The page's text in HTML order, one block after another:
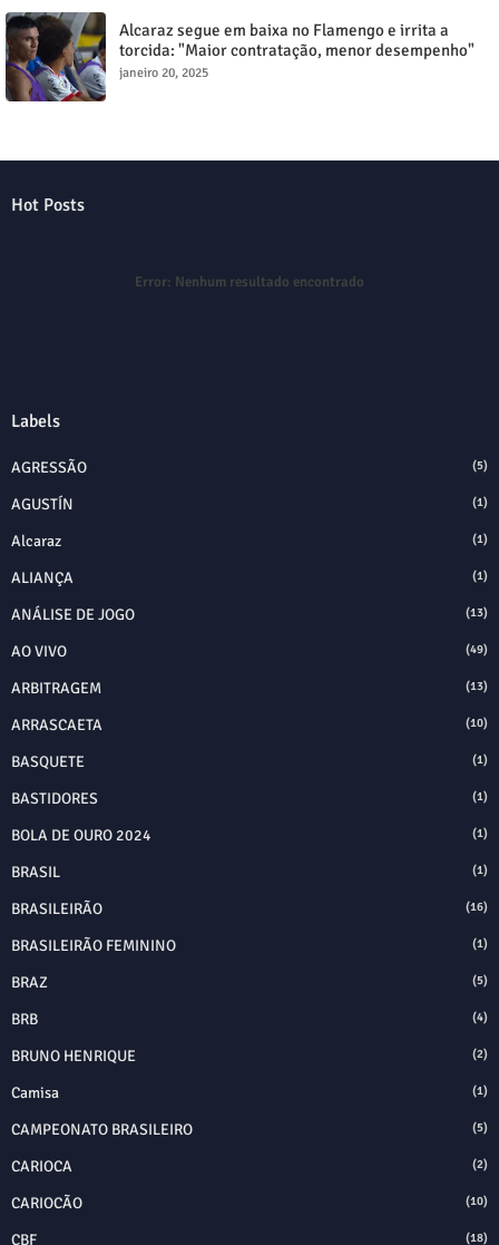
Alcaraz segue em baixa no Flamengo e irrita a
torcida: "Maior contratação, menor desempenho"
janeiro 20, 2025
Hot Posts
Error: Nenhum resultado encontrado
Labels
AGRESSÃO (5)
AGUSTÍN (1)
Alcaraz (1)
ALIANÇA (1)
ANÁLISE DE JOGO (13)
AO VIVO (49)
ARBITRAGEM (13)
ARRASCAETA (10)
BASQUETE (1)
BASTIDORES (1)
BOLA DE OURO 2024 (1)
BRASIL (1)
BRASILEIRÃO (16)
BRASILEIRÃO FEMININO (1)
BRAZ (5)
BRB (4)
BRUNO HENRIQUE (2)
Camisa (1)
CAMPEONATO BRASILEIRO (5)
CARIOCA (2)
CARIOCÃO (10)
CBF (18)